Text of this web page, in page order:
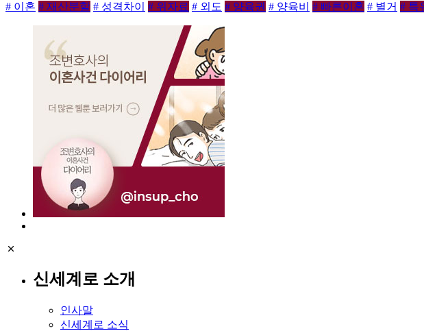
# 이혼 # 재산분할 # 성격차이 # 위자료 # 외도 # 양육권 # 양육비 # 빠른이혼 # 별거 # 특
신세계로 소개
인사말
신세계로 소식